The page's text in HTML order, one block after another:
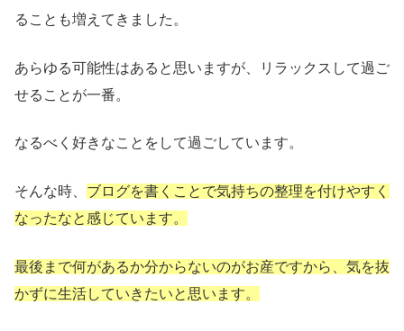
ることも増えてきました。
あらゆる可能性はあると思いますが、リラックスして過ご
せることが一番。
なるべく好きなことをして過ごしています。
そんな時、 ブログを書くことで気持ちの整理を付けやすく
なったなと感じています。
最後まで何があるか分からないのがお産ですから、気を抜
かずに生活していきたいと思います。